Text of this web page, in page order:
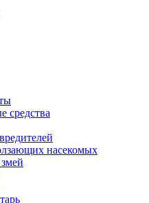
средства
насекомых